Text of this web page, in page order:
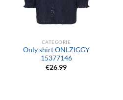
CATEGORIE
Only shirt ONLZIGGY
15377146
€26.99